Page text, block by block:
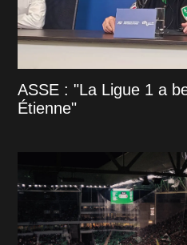
ASSE : "La Ligue 1 a
Étienne"